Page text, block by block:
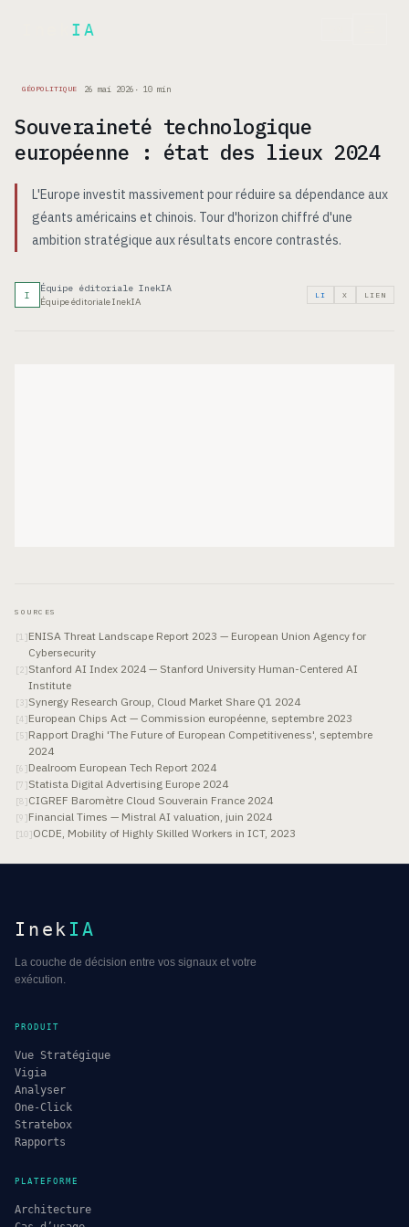
IA
GÉOPOLITIQUE 26 mai 2026 · 10 min
Souveraineté technologique
européenne : état des lieux 2024
L'Europe investit massivement pour réduire sa dépendance aux
géants américains et chinois. Tour d'horizon chiffré d'une
ambition stratégique aux résultats encore contrastés.
I
Équipe éditoriale InekIA
Équipe éditoriale InekIA
LI X LIEN
SOURCES
[1 ]ENISA Threat Landscape Report 2023 — European Union Agency for
Cybersecurity
[2]Stanford AI Index 2024 — Stanford University Human-Centered AI
Institute
[ 3]Synergy Research Group, Cloud Market Share Q1 2024
[4 ]European Chips Act — Commission européenne, septembre 2023
[5]Rapport Draghi 'The Future of European Competitiveness', septembre
2024
[6 ]Dealroom European Tech Report 2024
[7 ]Statista Digital Advertising Europe 2024
[8]CIGREF Baromètre Cloud Souverain France 2024
[9 ]Financial Times — Mistral AI valuation, juin 2024
[10]OCDE, Mobility of Highly Skilled Workers in ICT, 2023
Inek IA
La couche de décision entre vos signaux et votre
exécution.
PRODUIT
Vue Stratégique
Vigia
Analyser
One-Click
Stratebox
Rapports
PLATEFORME
Architecture